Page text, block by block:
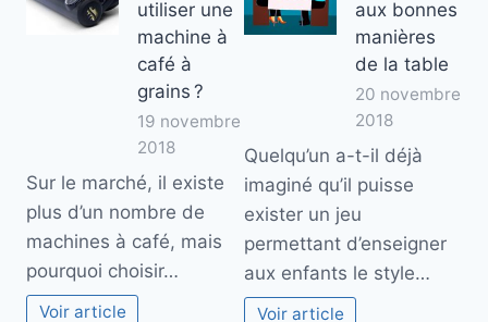
utiliser une
machine à
café à
grains ?
19 novembre
2018
Sur le marché, il existe
plus d’un nombre de
machines à café, mais
pourquoi choisir…
Voir article
aux bonnes
manières
de la table
20 novembre
2018
Quelqu’un a-t-il déjà
imaginé qu’il puisse
exister un jeu
permettant d’enseigner
aux enfants le style…
Voir article